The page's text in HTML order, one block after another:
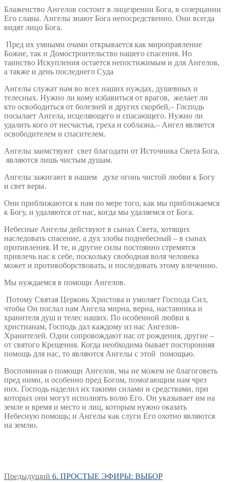
Блаженство Ангелов состоит в лицезрении Бога, в созерцании
Его славы. Ангелы знают Бога непосредственно. Они всегда
видят лицо Бога.
Пред их умными очами открывается как мироправление
Божие, так и Домостроительство нашего спасения. Но
таинство Искупления остается непостижимым и для Ангелов,
а также и день последнего Суда
Ангелы служат нам во всех наших нуждах, душевных и
телесных. Нужно ли кому избавиться от врагов, желает ли
кто освободиться от болезней и других скорбей,– Господь
посылает Ангела, исцеляющего и спасающего. Нужно ли
удалить кого от несчастья, греха и соблазна,– Ангел является
освободителем и спасителем.
Ангелы заимствуют свет благодати от Источника Света Бога,
являются лишь чистым душам.
Ангелы зажигают в нашем духе огонь чистой любви к Богу
и свет веры.
Они приближаются к нам по мере того, как мы приближаемся
к Богу, и удаляются от нас, когда мы удаляемся от Бога.
Небесные Ангелы действуют в сынах Света, хотящих
наследовать спасение, а дух злобы поднебесный – в сынах
противления. И те, и другие силы постоянно стремятся
привлечь нас к себе, поскольку свободная воля человека
может и противоборствовать, и последовать этому влечению.
Мы нуждаемся в помощи Ангелов.
Потому Святая Церковь Христова и умоляет Господа Сил,
чтобы Он послал нам Ангела мирна, верна, наставника и
хранителя душ и телес наших. По особенной любви к
христианам, Господь дал каждому из нас Ангелов-
Хранителей. Одни сопровождают нас от рождения, другие –
от святого Крещения. Когда необходима бывает посторонняя
помощь для нас, то являются Ангелы с этой помощью.
Воспоминая о помощи Ангелов, мы не можем не благоговеть
пред ними, и особенно пред Богом, помогающим нам чрез
них. Господь наделил их такими силами и средствами, при
которых они могут исполнять волю Его. Он указывает им на
земле и время и место и лиц, которым нужно оказать
Небесную помощь; и Ангелы как слуги Его охотно являются
на землю.
Навигация
Предыдущий Предыдущая
6. ПРОСТЫЕ ЭФИРЫ: ВЫБОР